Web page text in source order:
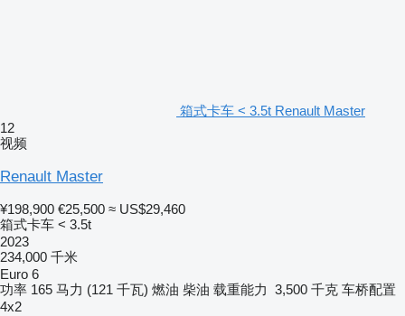
箱式卡车 < 3.5t Renault Master
12
视频
Renault Master
¥198,900 €25,500 ≈ US$29,460
箱式卡车 < 3.5t
2023
234,000 千米
Euro 6
功率 165 马力 (121 千瓦) 燃油 柴油 载重能力 3,500 千克 车桥配置
4x2